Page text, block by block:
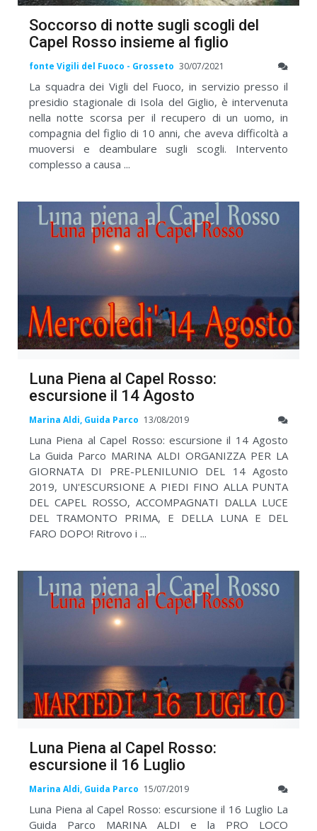
Soccorso di notte sugli scogli del
Capel Rosso insieme al figlio
fonte Vigili del Fuoco - Grosseto 30/07/2021
La squadra dei Vigli del Fuoco, in servizio presso il
presidio stagionale di Isola del Giglio, è intervenuta
nella notte scorsa per il recupero di un uomo, in
compagnia del figlio di 10 anni, che aveva difficoltà a
muoversi e deambulare sugli scogli. Intervento
complesso a causa ...
Luna Piena al Capel Rosso:
escursione il 14 Agosto
Marina Aldi, Guida Parco 13/08/2019
Luna Piena al Capel Rosso: escursione il 14 Agosto
La Guida Parco MARINA ALDI ORGANIZZA PER LA
GIORNATA DI PRE-PLENILUNIO DEL 14 Agosto
2019, UN'ESCURSIONE A PIEDI FINO ALLA PUNTA
DEL CAPEL ROSSO, ACCOMPAGNATI DALLA LUCE
DEL TRAMONTO PRIMA, E DELLA LUNA E DEL
FARO DOPO! Ritrovo i ...
Luna Piena al Capel Rosso:
escursione il 16 Luglio
Marina Aldi, Guida Parco 15/07/2019
Luna Piena al Capel Rosso: escursione il 16 Luglio La
Guida Parco MARINA ALDI e la PRO LOCO